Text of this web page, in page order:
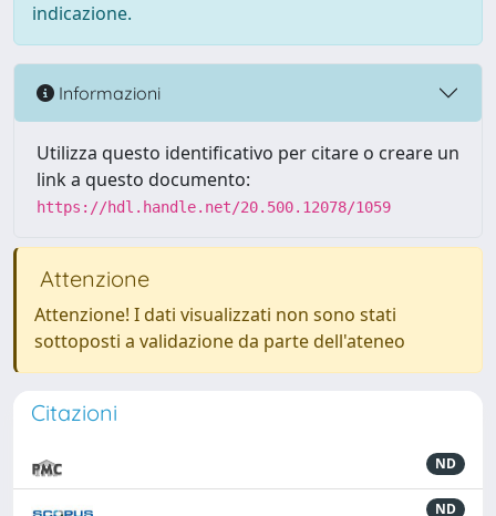
indicazione.
Informazioni
Utilizza questo identificativo per citare o creare un
link a questo documento:
https://hdl.handle.net/20.500.12078/1059
Attenzione
Attenzione! I dati visualizzati non sono stati
sottoposti a validazione da parte dell'ateneo
Citazioni
ND
ND